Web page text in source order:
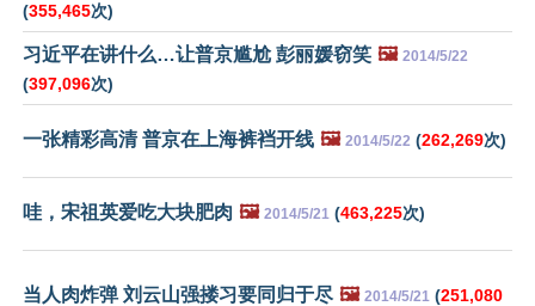
(355,465次)
习近平在讲什么…让普京尴尬 彭丽媛窃笑 🖼️ 2014/5/22
(397,096次)
一张精彩高清 普京在上海裤裆开线 🖼️ 2014/5/22 (262,269次)
哇，宋祖英爱吃大块肥肉 🖼️ 2014/5/21 (463,225次)
当人肉炸弹 刘云山强搂习要同归于尽 🖼️ 2014/5/21 (251,080